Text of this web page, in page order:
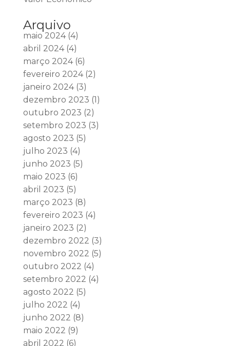
Arquivo
maio 2024(4)
abril 2024(4)
março 2024(6)
fevereiro 2024(2)
janeiro 2024(3)
dezembro 2023 (1)
outubro 2023 (2)
setembro 2023 (3)
agosto 2023 (5)
julho 2023 (4)
junho 2023 (5)
maio 2023 (6)
abril 2023 (5)
março 2023 (8)
fevereiro 2023 (4)
janeiro 2023 (2)
dezembro 2022 (3)
novembro 2022 (5)
outubro 2022 (4)
setembro 2022 (4)
agosto 2022 (5)
julho 2022 (4)
junho 2022 (8)
maio 2022 (9)
abril 2022 (6)